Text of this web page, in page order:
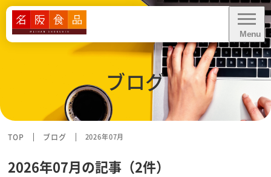
Menu
ブログ
CLOSE
給食に関するお問い合わせ・
お見積り依頼
資料ダウンロード
TOP ブログ 2026年07月
2026年07月の記事（2件）